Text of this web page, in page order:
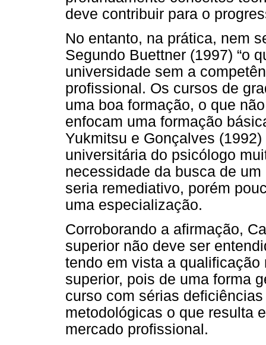
deve contribuir para o
No entanto, na prática, nem
Segundo Buettner (1997) “o
universidade sem a
profissional. Os cursos de
uma boa formação, o que
enfocam uma formação
Yukmitsu e Gonçalves
universitária do psicólogo
necessidade da busca de
seria remediativo, porém
uma especialização.
Corroborando a afirmação,
superior não deve ser
tendo em vista a
superior, pois de uma forma
curso com sérias
metodológicas o que resulta
mercado profissional.